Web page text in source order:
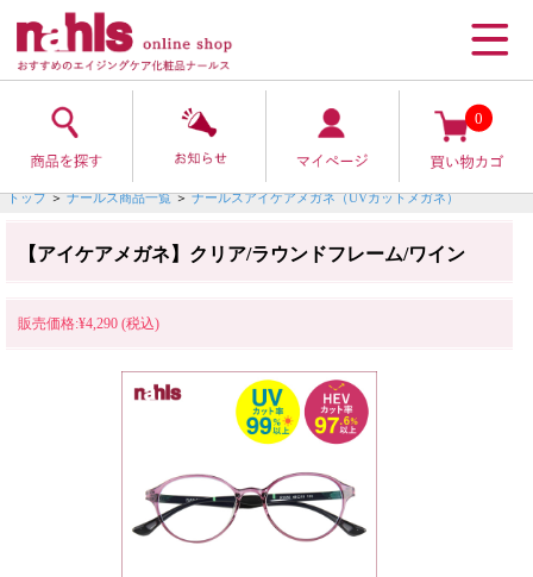
0
トップ ＞ ナールス商品一覧 ＞ ナールスアイケアメガネ（UVカットメガネ）
【アイケアメガネ】クリア/ラウンドフレーム/ワイン
販売価格:¥4,290 (税込)